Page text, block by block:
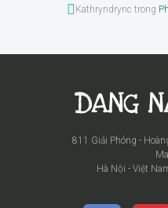
Kathryndrync trong
811 Giải Phóng -
Hà Nội - Việt